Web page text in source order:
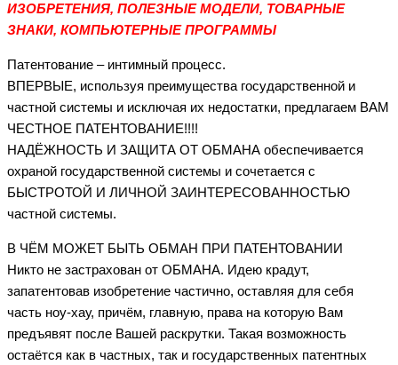
ИЗОБРЕТЕНИЯ, ПОЛЕЗНЫЕ МОДЕЛИ, ТОВАРНЫЕ
ЗНАКИ, КОМПЬЮТЕРНЫЕ ПРОГРАММЫ
Патентование – интимный процесс.
ВПЕРВЫЕ, используя преимущества государственной и
частной системы и исключая их недостатки, предлагаем ВАМ
ЧЕСТНОЕ ПАТЕНТОВАНИЕ!!!!
НАДЁЖНОСТЬ И ЗАЩИТА ОТ ОБМАНА обеспечивается
охраной государственной системы и сочетается с
БЫСТРОТОЙ И ЛИЧНОЙ ЗАИНТЕРЕСОВАННОСТЬЮ
частной системы.
В ЧЁМ МОЖЕТ БЫТЬ ОБМАН ПРИ ПАТЕНТОВАНИИ
Никто не застрахован от ОБМАНА. Идею крадут,
запатентовав изобретение частично, оставляя для себя
часть ноу-хау, причём, главную, права на которую Вам
предъявят после Вашей раскрутки. Такая возможность
остаётся как в частных, так и государственных патентных